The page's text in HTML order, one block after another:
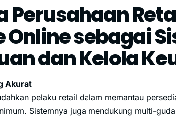
Perusahaan
sebagai
dan Kelola
Akurat
pelaku retail dalam memantau
Sistemnya juga mendukung multi-